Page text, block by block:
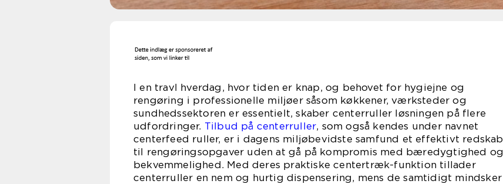
I en travl hverdag, hvor tiden er knap, og behovet for hygiejne og
rengøring i professionelle miljøer såsom køkkener, værksteder og
sundhedssektoren er essentielt, skaber centerruller løsningen på flere
udfordringer. Tilbud på centerruller, som også kendes under navnet
centerfeed ruller, er i dagens miljøbevidste samfund et effektivt redskab
til rengøringsopgaver uden at gå på kompromis med bæredygtighed og
bekvemmelighed. Med deres praktiske centertræk-funktion tillader
centerruller en nem og hurtig dispensering, mens de samtidigt mindsker